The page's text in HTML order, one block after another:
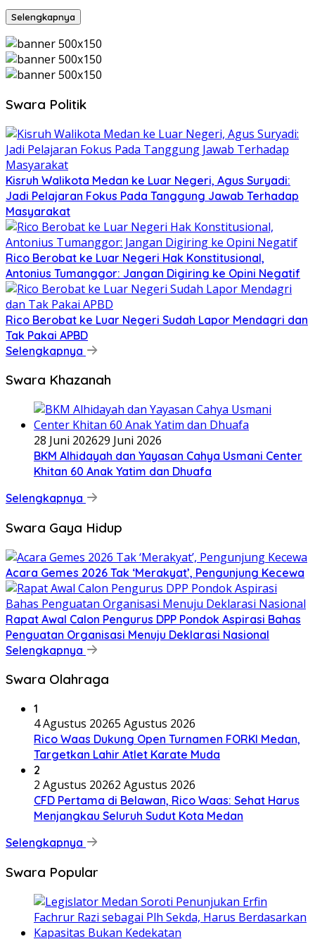
Selengkapnya
Swara Politik
Kisruh Walikota Medan ke Luar Negeri, Agus Suryadi:
Jadi Pelajaran Fokus Pada Tanggung Jawab Terhadap
Masyarakat
Rico Berobat ke Luar Negeri Hak Konstitusional,
Antonius Tumanggor: Jangan Digiring ke Opini Negatif
Rico Berobat ke Luar Negeri Sudah Lapor Mendagri dan
Tak Pakai APBD
Selengkapnya
Swara Khazanah
28 Juni 202629 Juni 2026
BKM Alhidayah dan Yayasan Cahya Usmani Center
Khitan 60 Anak Yatim dan Dhuafa
Selengkapnya
Swara Gaya Hidup
Acara Gemes 2026 Tak ‘Merakyat’, Pengunjung Kecewa
Rapat Awal Calon Pengurus DPP Pondok Aspirasi Bahas
Penguatan Organisasi Menuju Deklarasi Nasional
Selengkapnya
Swara Olahraga
1
4 Agustus 20265 Agustus 2026
Rico Waas Dukung Open Turnamen FORKI Medan,
Targetkan Lahir Atlet Karate Muda
2
2 Agustus 20262 Agustus 2026
CFD Pertama di Belawan, Rico Waas: Sehat Harus
Menjangkau Seluruh Sudut Kota Medan
Selengkapnya
Swara Popular